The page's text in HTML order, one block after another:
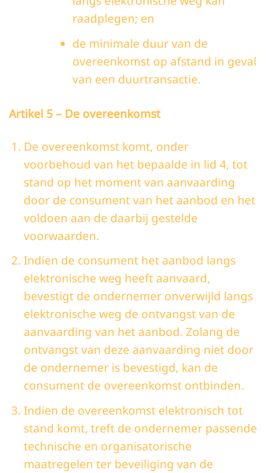
raadplegen; en
de minimale duur van de
overeenkomst op afstand in geval
van een duurtransactie.
Artikel 5 – De overeenkomst
De overeenkomst komt, onder
voorbehoud van het bepaalde in lid 4, tot
stand op het moment van aanvaarding
door de consument van het aanbod en het
voldoen aan de daarbij gestelde
voorwaarden.
Indien de consument het aanbod langs
elektronische weg heeft aanvaard,
bevestigt de ondernemer onverwijld langs
elektronische weg de ontvangst van de
aanvaarding van het aanbod. Zolang de
ontvangst van deze aanvaarding niet door
de ondernemer is bevestigd, kan de
consument de overeenkomst ontbinden.
Indien de overeenkomst elektronisch tot
stand komt, treft de ondernemer passende
technische en organisatorische
maatregelen ter beveiliging van de